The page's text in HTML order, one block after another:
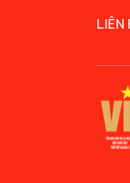
LIÊN